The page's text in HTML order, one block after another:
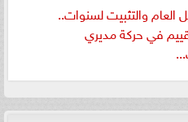
العام والتثبيت لسنوات..
في حركة مديري